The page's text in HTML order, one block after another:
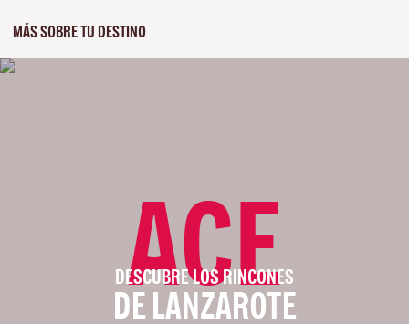
MÁS SOBRE TU DESTINO
ACE
DESCUBRE LOS RINCONES
DE LANZAROTE